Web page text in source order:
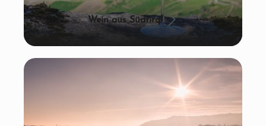
Wein aus Südtirol